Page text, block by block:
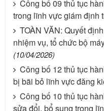
Công bố 09 thủ tục
trong lĩnh vực giám định
TOÀN VĂN: Quyết
nhiệm vụ, tổ chức bộ
(10/04/2026)
Công bố 12 thủ tục
bị bãi bỏ lĩnh vực đăng
Công bố 10 thủ tục
sửa đổi, bổ sung trong